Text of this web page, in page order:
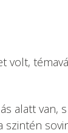
alatt van,
szintén